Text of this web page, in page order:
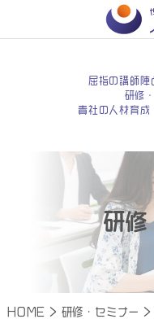
屈指の講師陣
研修
貴社の人材育成
研修
HOME > 研修・セミナー >